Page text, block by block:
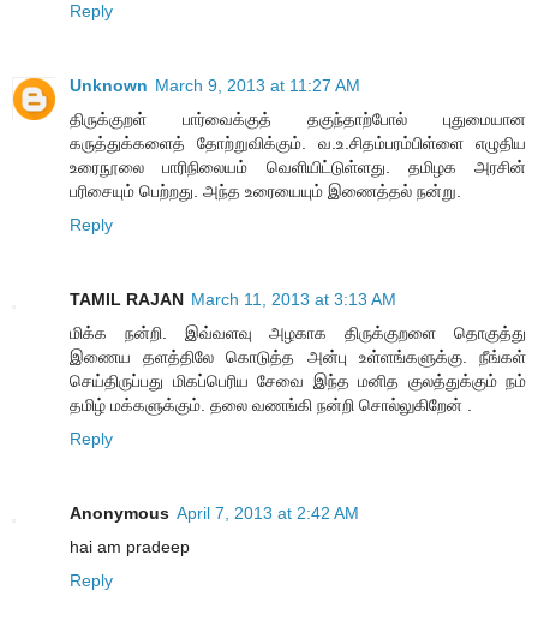
Reply
Unknown March 9, 2013 at 11:27 AM
திருக்குறள் பார்வைக்குத் தகுந்தாற்போல் புதுமையான
கருத்துக்களைத் தோற்றுவிக்கும். வ.உ.சிதம்பரம்பிள்ளை எழுதிய
உரைநூலை பாரிநிலையம் வெளியிட்டுள்ளது. தமிழக அரசின்
பரிசையும் பெற்றது. அந்த உரையையும் இணைத்தல் நன்று.
Reply
TAMIL RAJAN March 11, 2013 at 3:13 AM
மிக்க நன்றி. இவ்வளவு அழகாக திருக்குறளை தொகுத்து
இணைய தளத்திலே கொடுத்த அன்பு உள்ளங்களுக்கு. நீங்கள்
செய்திருப்பது மிகப்பெரிய சேவை இந்த மனித குலத்துக்கும் நம்
தமிழ் மக்களுக்கும். தலை வணங்கி நன்றி சொல்லுகிறேன் .
Reply
Anonymous April 7, 2013 at 2:42 AM
hai am pradeep
Reply